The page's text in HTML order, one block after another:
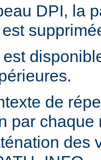
DPI, la
de
par
des